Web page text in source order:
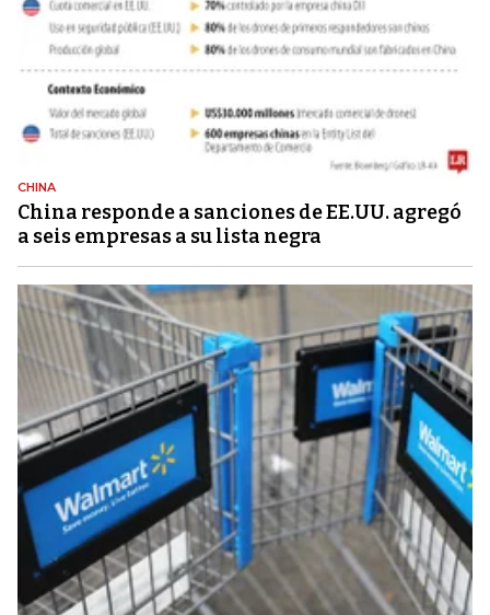
CHINA
China responde a sanciones de EE.UU. agregó
a seis empresas a su lista negra